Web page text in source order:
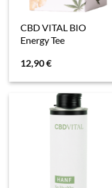
CBD VITAL BIO
Energy Tee
12,90€